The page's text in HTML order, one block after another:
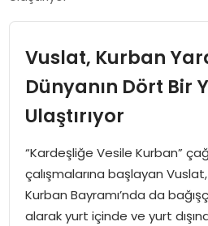
İDEAL SPOR
YAŞAM
MAGAZIN
Vuslat, Kurban
Dünyanın Dört Bir
Ulaştırıyor
“Kardeşliğe Vesile Kurban”
çalışmalarına başlayan
Kurban Bayramı’nda da
alarak yurt içinde ve yurt